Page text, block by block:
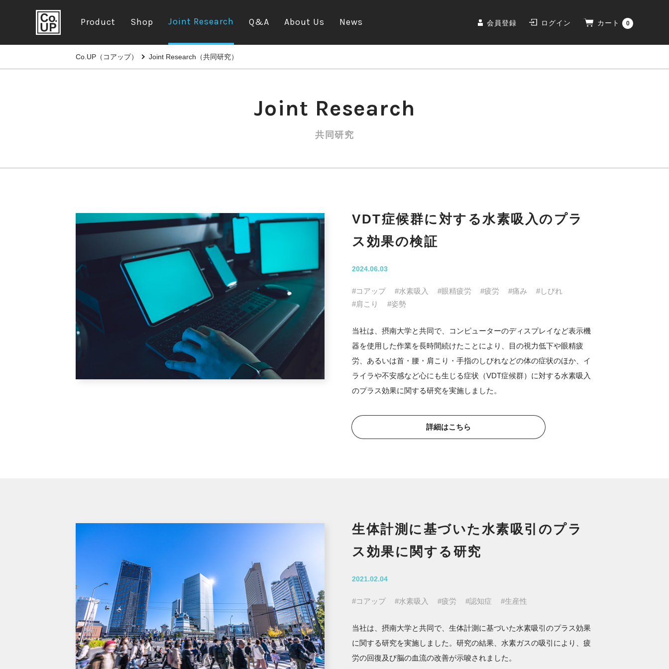
Product Shop Joint Research Q&A About Us News 会員登録 ログイン カート 0
Co.UP（コアップ） Joint Research（共同研究）
Joint Research
共同研究
VDT症候群に対する水素吸入のプラ
ス効果の検証
2024.06.03
#コアップ #水素吸入 #眼精疲労 #疲労 #痛み
#しびれ
#肩こり
#姿勢
当社は、摂南大学と共同で、コンピューターのディスプレイなど表示機
器を使用した作業を長時間続けたことにより、目の視力低下や眼精疲
労、あるいは首・腰・肩こり・手指のしびれなどの体の症状のほか、イ
ライラや不安感など心にも生じる症状（VDT症候群）に対する水素吸入
のプラス効果に関する研究を実施しました。
詳細はこちら
生体計測に基づいた水素吸引のプラ
ス効果に関する研究
2021.02.04
#コアップ #水素吸入 #疲労 #認知症 #生産性
当社は、摂南大学と共同で、生体計測に基づいた水素吸引のプラス効果
に関する研究を実施しました。研究の結果、水素ガスの吸引により、疲
労の回復及び脳の血流の改善が示唆されました。